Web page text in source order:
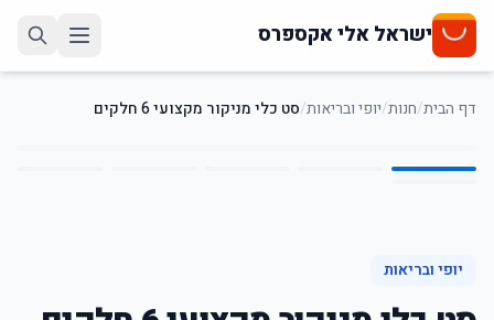
ישראל אלי אקספרס
דף הבית/חנות/יופי ובריאות/סט כלי מניקור מקצועי 6 חלקים
1
/
6
יופי ובריאות